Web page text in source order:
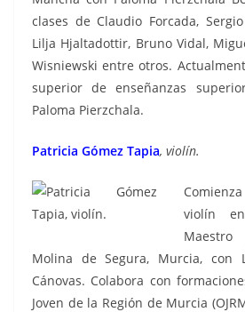
clases de Claudio Forcada,
Lilja Hjaltadottir, Bruno Vidal,
Wisniewski entre otros.
superior de enseñanzas
Paloma Pierzchala.
Patricia Gómez Tapia, violín.
violín
Molina de Segura, Murcia, con
Cánovas. Colabora con
Joven de la Región de Murcia